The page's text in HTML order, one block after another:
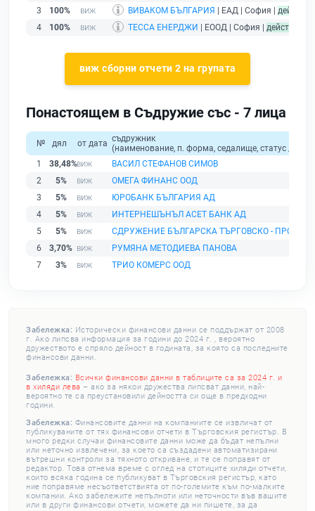
3
100% ВИВАКОМ БЪЛГАРИЯ | ЕАД | София |
4
100% ТЕССА ЕНЕРДЖИ | ЕООД | София | действащ
виж сборни отчети 2 на групата
Понастоящем в Съдружие със - 7 лица
№ дял от дата съдружник
(наименование, п. форма, седалище, статус /
1
38,48%
ВАСИЛ СТЕФАНОВ СИМОВ
2
5%
ОМЕГА ФИНАНС ООД
3
5%
ЮРОБАНК БЪЛГАРИЯ АД
4
5%
ИНТЕРНЕШЪНЪЛ АСЕТ БАНК АД
5
5%
СДРУЖЕНИЕ БЪЛГАРСКА ТЪРГОВСКО -
6
3,70%
РУМЯНА МЕТОДИЕВА ПАНОВА
7
3% ТРИО КОМЕРС ООД
Забележка: Исторически финансови данни се поддържат от 2008
г. Ако липсва информация за години до 2024 г. , вероятно
дружеството е спряло дейност в годината, за която са последните
финансови данни.
Забележка: Всички финансови данни в таблиците са за 2024 г. и
в хиляди лева – ако за някои дружества липсват данни, най-
вероятно те са преустановили дейността си още в предходни
години.
Забележка: Финансовите данни на компаниите се извличат от
публикуваните от тях финансови отчети в Търговския регистър. В
много редки случаи финансовите данни може да бъдат непълни
или неточно извлечени, за което са създадени автоматизирани
вътрешни контроли за тяхното откриване, и те се поправят от
редактор. Това отнема време с оглед на стотиците хиляди отчети,
които всяка година се публикуват в Търговския регистър, като
ние поправяме несъответствията от по-големите към по-малките
компании. Ако забележите непълноти или неточности във вашите
или в други финансови отчети, можете да ни пишете, за да